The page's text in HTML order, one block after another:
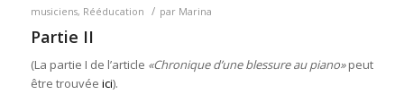
musiciens, Rééducation / par Marina
Partie II
(La partie I de l’article «Chronique d’une blessure au piano»peut
être trouvée ici).